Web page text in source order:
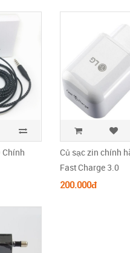
Chính
Củ sạc zin chính
Fast Charge 3.0
200.000đ